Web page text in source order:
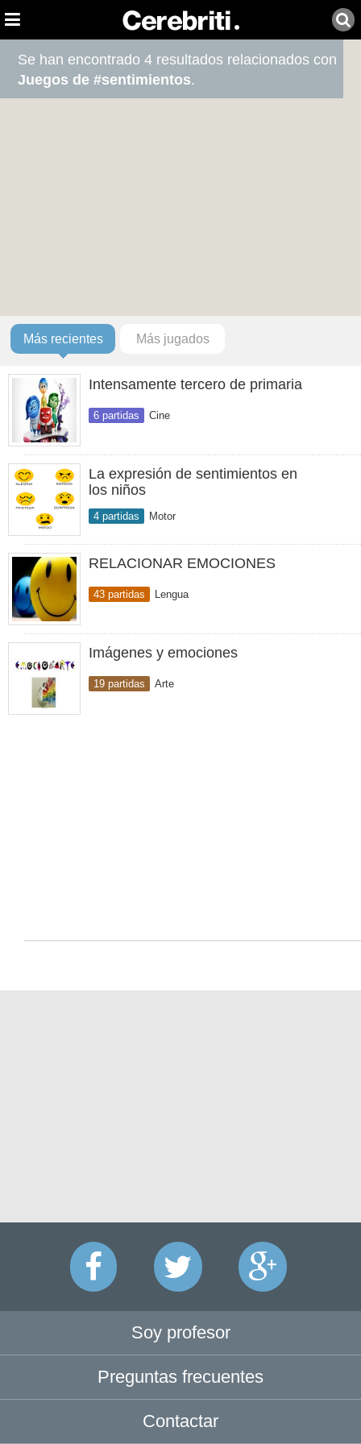
Se han encontrado 4 resultados relacionados con
Juegos de #sentimientos.
Más recientes Más jugados
Intensamente tercero de primaria
6 partidas Cine
La expresión de sentimientos en
los niños
4 partidas Motor
RELACIONAR EMOCIONES
43 partidas Lengua
Imágenes y emociones
19 partidas Arte
Soy profesor
Preguntas frecuentes
Contactar